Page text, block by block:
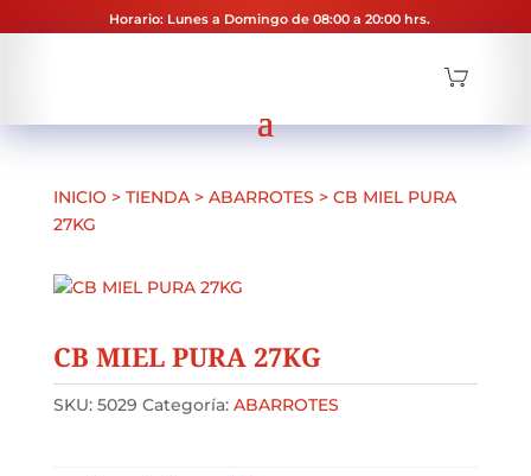
Horario: Lunes a Domingo de 08:00 a 20:00 hrs.
INICIO > TIENDA> ABARROTES > CB MIEL PURA
27KG
CB MIEL PURA 27KG
SKU: 5029 Categoría: ABARROTES